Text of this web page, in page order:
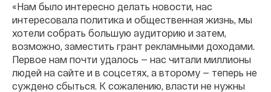
«Нам было интересно делать новости, нас
интересовала политика и общественная жизнь, мы
хотели собрать большую аудиторию и затем,
возможно, заместить грант рекламными доходами.
Первое нам почти удалось — нас читали миллионы
людей на сайте и в соцсетях, а второму — теперь не
суждено сбыться. К сожалению, власти не нужны